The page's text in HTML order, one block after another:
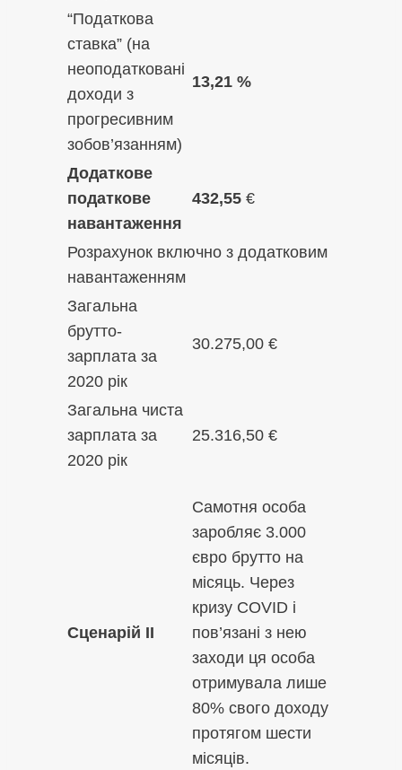
“Податкова
ставка” (на
неоподатковані
доходи з
прогресивним
зобов’язанням)
13,21 %
Додаткове
податкове
навантаження
432,55 €
Розрахунок включно з додатковим
навантаженням
Загальна
брутто-
зарплата за
2020 рік
30.275,00 €
Загальна чиста
зарплата за
2020 рік
25.316,50 €
Сценарій II
Самотня особа
заробляє 3.000
євро брутто на
місяць. Через
кризу COVID і
пов’язані з нею
заходи ця особа
отримувала лише
80% свого доходу
протягом шести
місяців.